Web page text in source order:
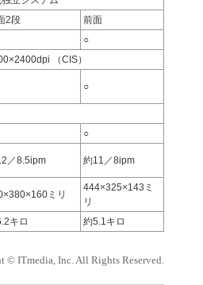
2段
前面
○
（CIS）
○
○
／8.5ipm 約11／8ipm
ミリ
444×325×143ミ
リ
キロ 約5.1キロ
© ITmedia, Inc. All Rights Reserved.